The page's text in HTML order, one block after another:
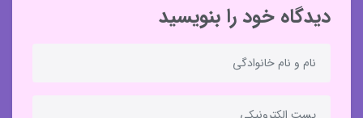
دیدگاه خود را بنویسید